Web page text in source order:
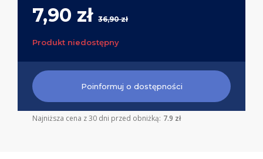
7,90 zł 36,90 zł
Produkt niedostępny
Poinformuj o dostępności
Najniższa cena z 30 dni przed obniżką: 7.9 zł